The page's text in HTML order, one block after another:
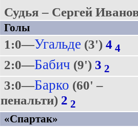
Судья – Сергей
Голы
1:0—Угальде (3') 4 4
2:0—Бабич (9') 3 2
3:0—Барко (60' –
пенальти) 2 2
«Спартак»